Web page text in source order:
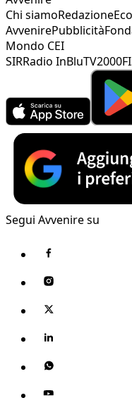
Chi siamoRedazione
AvvenirePubblicità
Mondo CEI
SIRRadio InBluTV2000
Segui Avvenire su